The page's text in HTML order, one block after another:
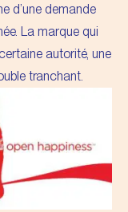
d’une demande
La marque qui
autorité, une
tranchant.